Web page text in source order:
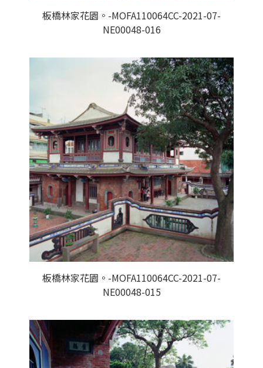
板橋林家花園。-MOFA110064CC-2021-07-
NE00048-016
板橋林家花園。-MOFA110064CC-2021-07-
NE00048-015